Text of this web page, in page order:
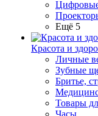
Ещё 5
Красота и
Личные
Зубные
Бритье,
Товары
Часы